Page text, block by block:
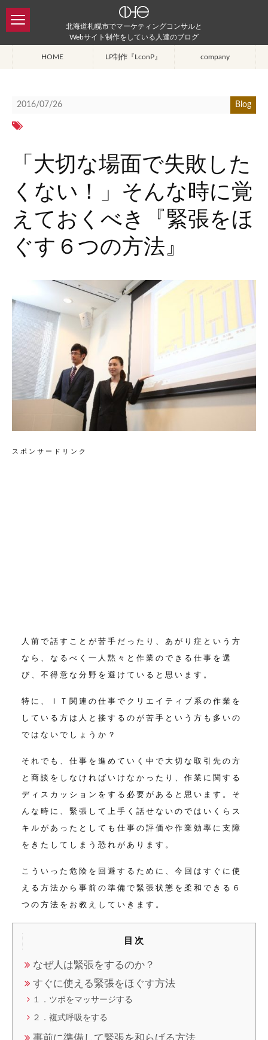
北海道札幌市でマーケティングコンサルと
Webサイト制作をしている人達のブログ
HOME LP制作『LconP』 company
2016/07/26 Blog
「大切な場面で失敗した
くない！」そんな時に覚
えておくべき『緊張をほ
ぐす６つの方法』
スポンサードリンク
人前で話すことが苦手だったり、あがり症という方
なら、 なるべく一人黙々と作業のできる仕事を選
び、不得意な分野を避け ていると思います。
特に、ＩＴ関連の仕事でクリエイティブ系の作業を
している方は 人と接するのが苦手という方も多いの
ではないでしょうか？
それでも、仕事を進めていく中で大切な取引先の方
と商談をしなければいけなかったり、 作業に関する
ディスカッションをする必要があると思います。 そ
んな時に、緊張して上手く話せないのではいくらス
キルがあったとしても 仕事の評価や作業効率に支障
をきたしてしまう恐れがあります。
こういった危険を回避するために、今回はすぐに使
える方法から 事前の準備で緊張状態を柔和できる６
つの方法をお教えしていきます。
目次
なぜ人は緊張をするのか？
すぐに使える緊張をほぐす方法
１．ツボをマッサージする
２．複式呼吸をする
事前に準備して緊張を和らげる方法